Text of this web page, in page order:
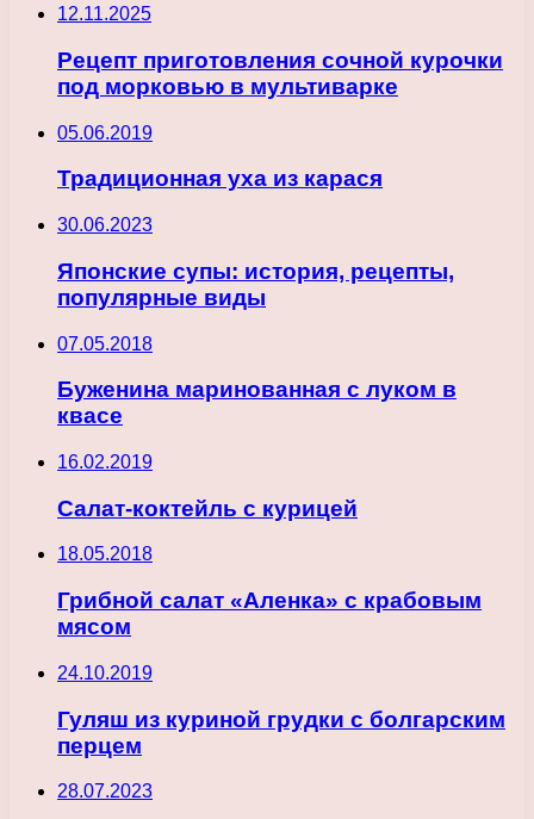
12.11.2025
Рецепт приготовления сочной курочки
под морковью в мультиварке
05.06.2019
Традиционная уха из карася
30.06.2023
Японские супы: история, рецепты,
популярные виды
07.05.2018
Буженина маринованная с луком в
квасе
16.02.2019
Салат-коктейль с курицей
18.05.2018
Грибной салат «Аленка» с крабовым
мясом
24.10.2019
Гуляш из куриной грудки с болгарским
перцем
28.07.2023